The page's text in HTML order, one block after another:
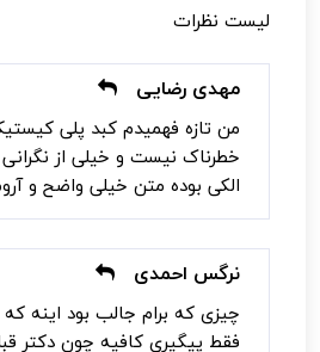
لیست نظرات
مهدی رضایی
من تازه فهمیدم کبد پلی
خطرناک نیست و خیلی از
الکی بوده متن خیلی واضح و
نرگس احمدی
چیزی که برام جالب بود اینه
فقط پیگیری کافیه چون دکتر